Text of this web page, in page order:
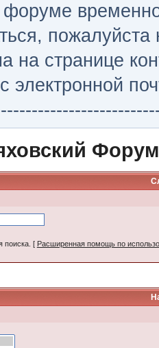
форуме
на странице
электронной
Форум
поиска. [ Расширенная помощь по